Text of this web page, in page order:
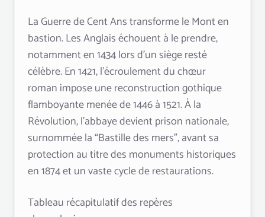
La Guerre de Cent Ans transforme le Mont en
bastion. Les Anglais échouent à le prendre,
notamment en 1434 lors d’un siège resté
célèbre. En 1421, l’écroulement du chœur
roman impose une reconstruction gothique
flamboyante menée de 1446 à 1521. À la
Révolution, l’abbaye devient prison nationale,
surnommée la “Bastille des mers”, avant sa
protection au titre des monuments historiques
en 1874 et un vaste cycle de restaurations.
Tableau récapitulatif des repères